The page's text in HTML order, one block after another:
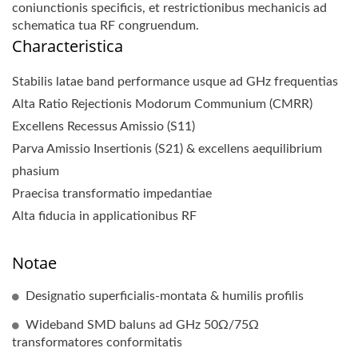
coniunctionis specificis, et restrictionibus mechanicis ad
schematica tua RF congruendum.
Characteristica
Stabilis latae band performance usque ad GHz frequentias
Alta Ratio Rejectionis Modorum Communium (CMRR)
Excellens Recessus Amissio (S11)
Parva Amissio Insertionis (S21) & excellens aequilibrium
phasium
Praecisa transformatio impedantiae
Alta fiducia in applicationibus RF
Notae
Designatio superficialis-montata & humilis profilis
Wideband SMD baluns ad GHz 50Ω/75Ω
transformatores conformitatis